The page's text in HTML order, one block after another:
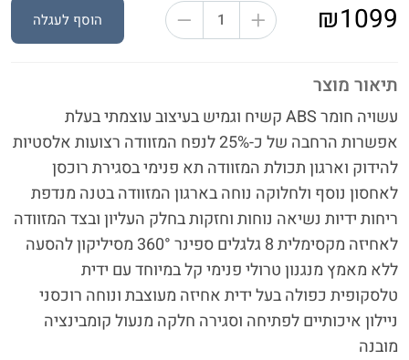
תיאור מוצר
עשויה חומר ABS קשיח וגמיש בעיצוב עוצמתי בעלת
אפשרות הרחבה של כ-25% לנפח המזוודה רצועות אלסטיות
להידוק וארגון תכולת המזוודה תא פנימי בסגירת רוכסן
לאחסון נוסף ולחלוקה נוחה בארגון המזוודה בטנה מנדפת
ריחות ידיות נשיאה נוחות וחזקות בחלק העליון ובצד המזוודה
לאחיזה מקסימלית 8 גלגלים ספינר 360° מסיליקון להסעה
ללא מאמץ מנגנון טרולי פנימי קל במיוחד עם ידית
טלסקופית כפולה בעל ידית אחיזה מעוצבת ונוחה רוכסני
ניילון איכותיים לפתיחה וסגירה חלקה מנעול קומבינציה
מובנה
₪1099 הוסף לעגלה